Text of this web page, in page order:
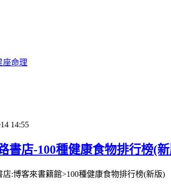
座命理
14:55
書店-100種健康食物排行榜(
:博客來書籍館>100種健康食物排行榜(新版)